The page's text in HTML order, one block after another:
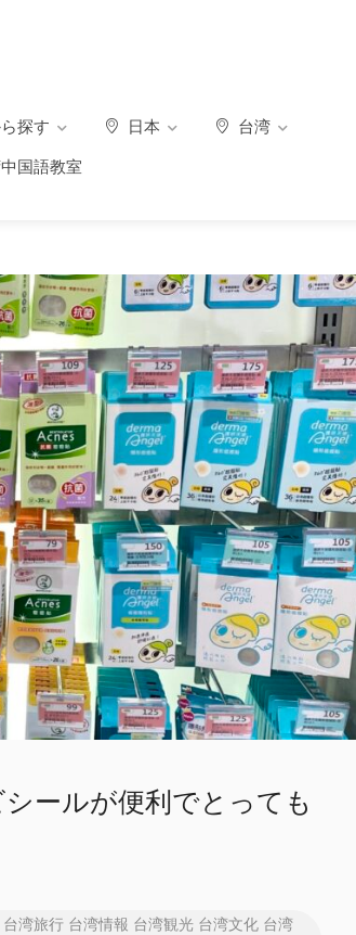
探す 日本 台湾
国語教室
ールが便利でとっても
台湾旅行 台湾情報 台湾観光 台湾文化 台湾